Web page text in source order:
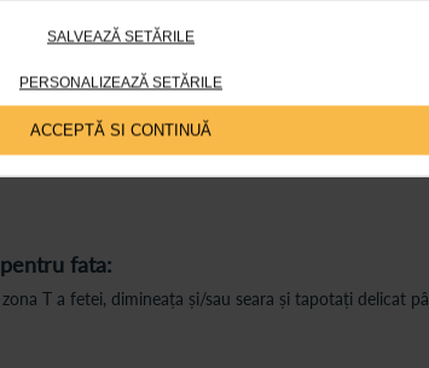
SALVEAZĂ SETĂRILE
PERSONALIZEAZĂ SETĂRILE
ACCEPTĂ SI CONTINUĂ
fata:
T a fetei, dimineața și/sau seara și tapotați delicat